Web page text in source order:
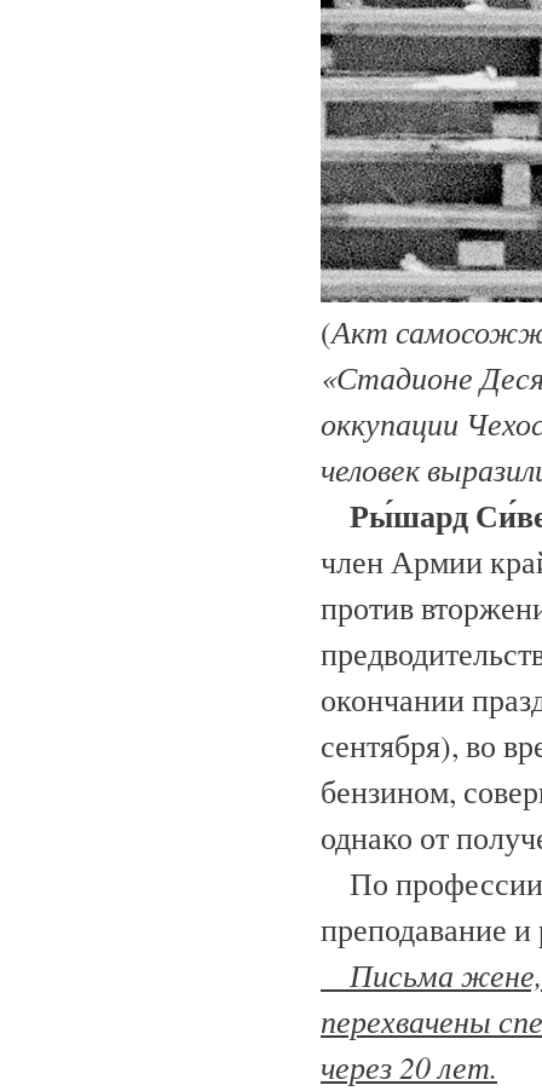
(Акт
«Стадионе
оккупации
человек
Ры́шард
член Армии
против
окончании
сентября), во
бензином,
однако от
По
преподавание и
Письма жене,
перехвачены
через 20 лет.